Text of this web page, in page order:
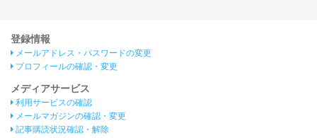
登録情報
メールアドレス・パスワードの変更
プロフィールの確認・変更
メディアサービス
利用サービスの確認
メールマガジンの確認・変更
記事購読状況確認・解除